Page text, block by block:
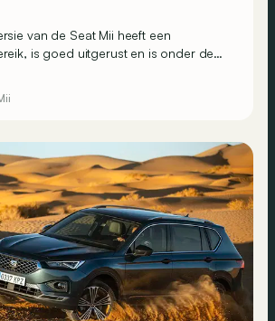
van de Seat Mii heeft een
is goed uitgerust en is onder de
forceren?